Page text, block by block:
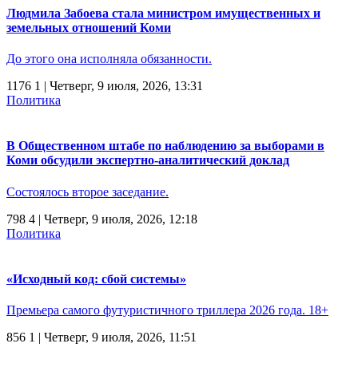
Людмила Забоева стала министром имущественных и
земельных отношений Коми
До этого она исполняла обязанности.
1176 1 | Четверг, 9 июля, 2026, 13:31
Политика
В Общественном штабе по наблюдению за выборами в
Коми обсудили экспертно-аналитический доклад
Состоялось второе заседание.
798 4 | Четверг, 9 июля, 2026, 12:18
Политика
«Исходный код: сбой системы»
Премьера самого футуристичного триллера 2026 года. 18+
856 1 | Четверг, 9 июля, 2026, 11:51